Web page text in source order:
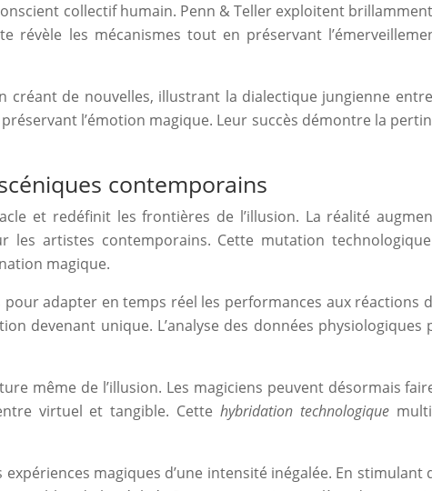
collectif humain. Penn & Teller exploitent
révèle les mécanismes tout en préservant
de nouvelles, illustrant la dialectique jungienne
l’émotion magique. Leur succès démontre la
contemporains
et redéfinit les frontières de l’illusion. La réalité
artistes contemporains. Cette mutation
magique.
adapter en temps réel les performances aux réactions
devenant unique. L’analyse des données
même de l’illusion. Les magiciens peuvent désormais
virtuel et tangible. Cette hybridation technologique
magiques d’une intensité inégalée. En